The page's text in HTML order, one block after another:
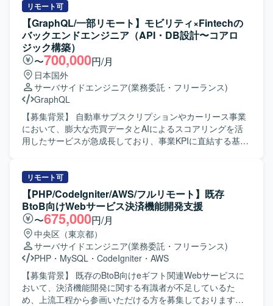
基本設計からテストまで一貫してご担当いただきます。既
存機能の改善や追加開発を行い、ベンチマークを重視しな
がら機能よりも速度を落とさないようパフォーマンスを意
識した開発を行っていただきます。また、週1回のミーティ
ングで開発要望の優先度を決定し、それに基づいて実装・
改修を進めていただきます。 【求める人物像】 Webアプ
リ・ネイティブアプリ双方の特性を理解し、フロントエン
ドからバックエンド、DBまで一貫した開発に主体的に取り
組んでいただける方を求めています。既存システムのブラ
ッシュアップにおいて、速度やパフォーマンスを意識した
改善提案ができる方です。チーム内のミーティングでの優
先度決定に積極的に参加し、柔軟にコミュニケーションを
ジネスコミュニケーションツールの開発に携わることで、
Webアプリとネイティブアプリ双方の知見を深めることが
できます。フロントエンドからバックエンド、DBまで一貫
して担当することで、フルスタックなスキルセットを磨く
ことができます。性能改善やベンチマークを重視した開発
を通じて、高トラフィックなサービス運用に必要な経験も
身につけることができます。 【開発環境】 PHP / Laravel、
React、React Native、Docker、MySQLを用いたWebアプ
リおよびネイティブアプリの開発環境です。
リモート可
【GraphQL/一部リモート】モビリティ×Fintechの
バックエンドエンジニア（API・DB設計〜コアロ
ジック構築）
〜700,000円/月
日本国外
サーバサイドエンジニア(業務委託・フリーランス)
GraphQL
【募集背景】 自動車サブスクリプションやカーリース事業
において、膨大な売買データとAIによるスコアリングを活
用したサービスが急成長しており、事業KPIに直結する基盤
×Fintech領域における与信・車両・回収など複雑なドメイ
ンを扱うコアロジックの設計・実装を担当いただきます。
RESTおよびGraphQLによるAPI設計と実装、スキーマやデ
ータモデル設計、外部サービスとの連携、非同期やバッチ
処理の設計・開発、パフォーマンス最適化など幅広くご対
応いただきます。また、設計レビューやコード品質の維
持・改善にも取り組んでいただきます。 【求める人物像】
曖昧な要件を自ら整理し、仕様レベルからタスクへ分解し
て設計に落とし込める主体性のある方を求めています。採
用技術や設計方針の選定理由を論理的に説明でき、関係者
と円滑にコミュニケーションを取りながら合意形成ができ
リモート可
【PHP/CodeIgniter/AWS/フルリモート】既存
BtoB向けWebサービス決済機能開発支援
〜675,000円/月
中央区（東京都）
サーバサイドエンジニア(業務委託・フリーランス)
PHP ・ MySQL ・ CodeIgniter ・ AWS
【募集背景】 既存のBtoB向けeギフト関連Webサービスに
おいて、決済機能開発に関する有識者が不足しているた
め、上流工程から参画いただける方を募集しております。